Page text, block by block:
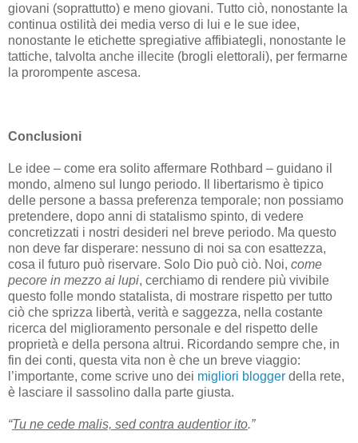
giovani (soprattutto) e meno giovani. Tutto ciò, nonostante la
continua ostilità dei media verso di lui e le sue idee,
nonostante le etichette spregiative affibiategli, nonostante le
tattiche, talvolta anche illecite (brogli elettorali), per fermarne
la prorompente ascesa.
Conclusioni
Le idee – come era solito affermare Rothbard – guidano il
mondo, almeno sul lungo periodo. Il libertarismo è tipico
delle persone a bassa preferenza temporale; non possiamo
pretendere, dopo anni di statalismo spinto, di vedere
concretizzati i nostri desideri nel breve periodo. Ma questo
non deve far disperare: nessuno di noi sa con esattezza,
cosa il futuro può riservare. Solo Dio può ciò. Noi, come
pecore in mezzo ai lupi, cerchiamo di rendere più vivibile
questo folle mondo statalista, di mostrare rispetto per tutto
ciò che sprizza libertà, verità e saggezza, nella costante
ricerca del miglioramento personale e del rispetto delle
proprietà e della persona altrui. Ricordando sempre che, in
fin dei conti, questa vita non è che un breve viaggio:
l’importante, come scrive uno dei migliori blogger della rete,
è lasciare il sassolino dalla parte giusta.
“Tu ne cede malis, sed contra audentior ito.”